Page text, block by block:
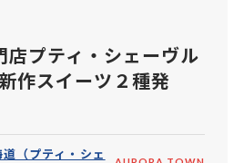
店プティ・シェーヴル
作スイーツ２種発
（プティ・シェ